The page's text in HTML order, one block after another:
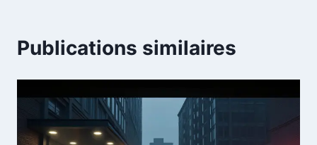
Publications similaires